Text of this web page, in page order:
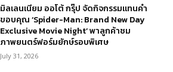
มิลเลนเนียม ออโต้ กรุ๊ป จัดกิจกรรมแทนคำ
ขอบคุณ ‘Spider-Man: Brand New Day
Exclusive Movie Night’ พาลูกค้าชม
ภาพยนตร์ฟอร์มยักษ์รอบพิเศษ
July 31, 2026